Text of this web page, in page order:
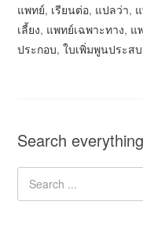
แพทย์, เรียนต่อ, แปลว่า,
เลี้ยง, แพทย์เฉพาะทาง, แ
ประกอบ,ใบเพิ่มพูนประส
Search